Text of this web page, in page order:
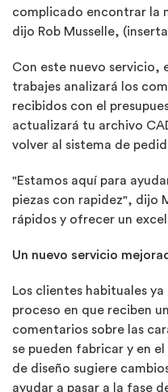
complicado encontrar la
dijo Rob Musselle,
Con este nuevo servicio,
trabajes analizará los
recibidos con el
actualizará tu archivo
volver al sistema de
"Estamos aquí para
piezas con rapidez", dijo
rápidos y ofrecer un
Un nuevo servicio
Los clientes habituales
proceso en que reciben
comentarios sobre las
se pueden fabricar y en
de diseño sugiere
ayudar a pasar a la fase